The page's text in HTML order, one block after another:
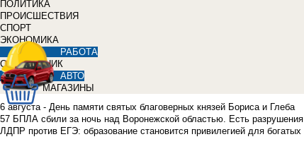
ПОЛИТИКА
ПРОИСШЕСТВИЯ
СПОРТ
ЭКОНОМИКА
РАБОТА
СПРАВОЧНИК
АВТО
МАГАЗИНЫ
6 августа - День памяти святых благоверных князей Бориса и Глеба
57 БПЛА сбили за ночь над Воронежской областью. Есть разрушения
ЛДПР против ЕГЭ: образование становится привилегией для богатых